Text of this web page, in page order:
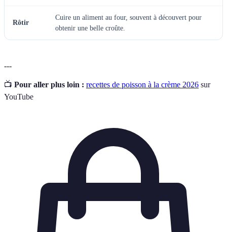
Rôtir
Cuire un aliment au four, souvent à découvert pour
obtenir une belle croûte.
---
📺 Pour aller plus loin : recettes de poisson à la crème 2026 sur
YouTube